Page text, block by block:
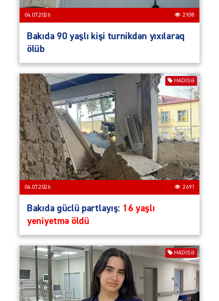
04.07.2026 2938
Bakıda 90 yaşlı kişi turnikdən yıxılaraq
ölüb
HADISƏ
04.07.2026 2691
Bakıda güclü partlayış: 16 yaşlı
yeniyetmə öldü
HADISƏ